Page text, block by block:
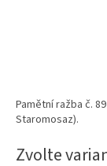
Zvolte
Pamětní ražba č.
Staromosaz).